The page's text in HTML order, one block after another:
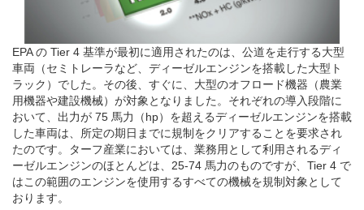
EPA の Tier 4 基準が最初に適用されたのは、公道を走行する大型
車両（セミトレーラなど、ディーゼルエンジンを搭載した大型ト
ラック）でした。その後、すぐに、大型のオフロード機器（農業
用機器や建設機械）が対象となりました。それぞれの導入段階に
おいて、出力が 75 馬力（hp）を超えるディーゼルエンジンを搭載
した車両は、所定の期日までに規制をクリアすることを要求され
たのです。ターフ産業においては、業務用として利用されるディ
ーゼルエンジンのほとんどは、25-74 馬力のものですが、Tier 4 で
はこの範囲のエンジンを使用するすべての機械を規制対象として
おります。